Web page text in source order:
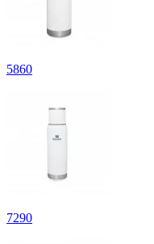
5860
7290